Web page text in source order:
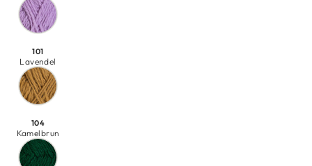
101
Lavendel
104
Kamelbrun